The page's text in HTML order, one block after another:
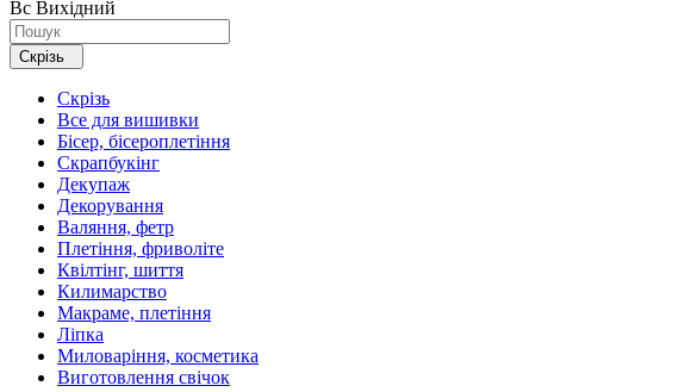
Вс Вихідний
Скрізь
Скрізь
Все для вишивки
Бісер, бісероплетіння
Скрапбукінг
Декупаж
Декорування
Валяння, фетр
Плетіння, фриволіте
Квілтінг, шиття
Килимарство
Макраме, плетіння
Ліпка
Миловаріння, косметика
Виготовлення свічок